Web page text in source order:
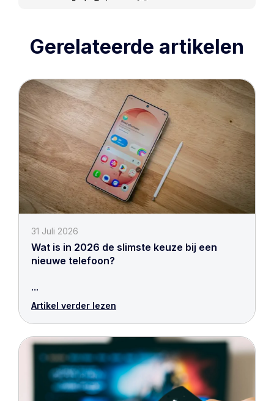
Gerelateerde artikelen
31 Juli 2026
Wat is in 2026 de slimste keuze bij een
nieuwe telefoon?
...
Artikel verder lezen